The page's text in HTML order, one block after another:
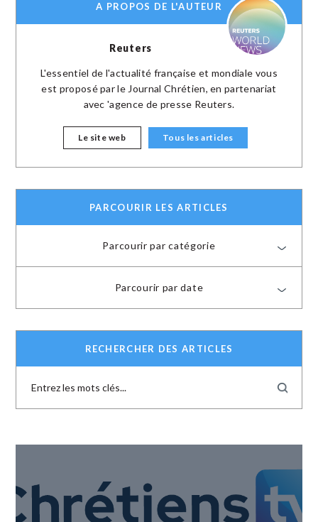
A PROPOS DE L'AUTEUR
Reuters
L'essentiel de l'actualité française et mondiale vous
est proposé par le Journal Chrétien, en partenariat
avec 'agence de presse Reuters.
Le site web Tous les articles
PARCOURIR LES ARTICLES
Parcourir par catégorie
Parcourir par date
RECHERCHER DES ARTICLES